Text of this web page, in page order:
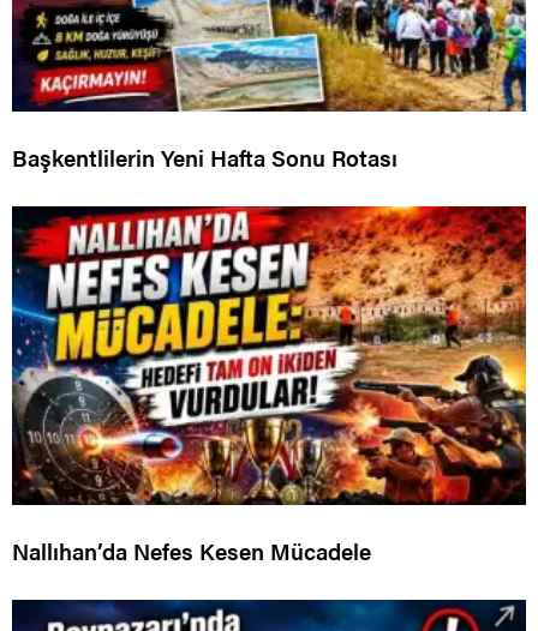
Başkentlilerin Yeni Hafta Sonu Rotası
Nallıhan’da Nefes Kesen Mücadele